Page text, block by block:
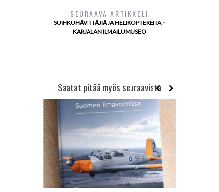
SEURAAVA ARTIKKELI
SUIHKUHÄVITTÄJIÄ JA HELIKOPTEREITA –
KARJALAN ILMAILUMUSEO
Saatat pitää myös seuraavista